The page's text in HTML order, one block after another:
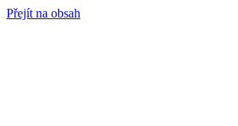
Přejít na obsah